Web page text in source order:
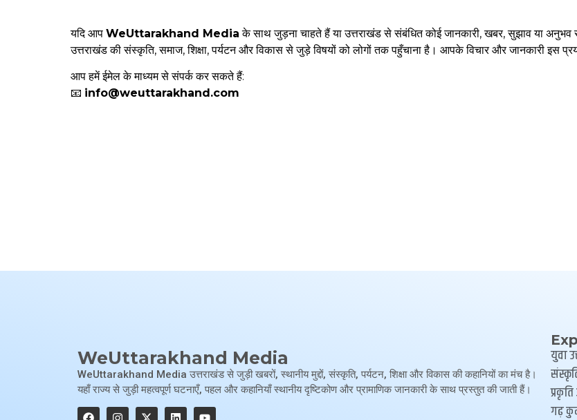
यदि आप WeUttarakhand Media के साथ जुड़ना चाहते हैं या उत्तराखंड से संबंधित कोई जानकारी, खबर, सुझाव या
उत्तराखंड की संस्कृति, समाज, शिक्षा, पर्यटन और विकास से जुड़े विषयों को लोगों तक पहुँचाना है। आपके विचार और जानकारी इस
आप हमें ईमेल के माध्यम से संपर्क कर सकते हैं:
📧 info@weuttarakhand.com
WeUttarakhand Media
WeUttarakhand Media उत्तराखंड से जुड़ी खबरों, स्थानीय मुद्दों, संस्कृति, पर्यटन, शिक्षा और विकास की कहानियों का मंच है।
यहाँ राज्य से जुड़ी महत्वपूर्ण घटनाएँ, पहल और कहानियाँ स्थानीय दृष्टिकोण और प्रामाणिक जानकारी के साथ प्रस्तुत की जाती हैं।
युवा
गढ़